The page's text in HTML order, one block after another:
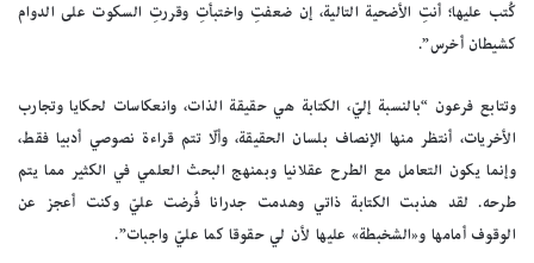
كُتب عليها؛ أنتِ الأضحية التالية، إن ضعفتِ واختبأتِ وقررتِ السكوت على الدوام
كشيطان أخرس”.
وتتابع فرعون “بالنسبة إليّ، الكتابة هي حقيقة الذات، وانعكاسات لحكايا وتجارب
الأخريات، أنتظر منها الإنصاف بلسان الحقيقة، وألّا تتم قراءة نصوصي أدبيا فقط،
وإنما يكون التعامل مع الطرح عقلانيا وبمنهج البحث العلمي في الكثير مما يتم
طرحه. لقد هذبت الكتابة ذاتي وهدمت جدرانا فُرضت عليّ وكنت أعجز عن
الوقوف أمامها و«الشخبطة» عليها لأن لي حقوقا كما عليّ واجبات”.